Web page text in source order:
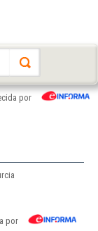
por
por